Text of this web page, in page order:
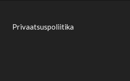
Privaatsuspoliitika